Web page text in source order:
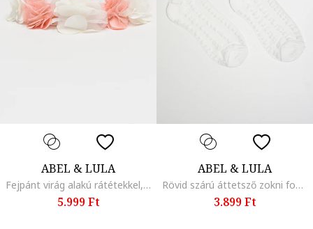
ABEL & LULA
Fejpánt virág alakú rátétekkel, Fehér/Világos rózsaszín
5.999 Ft
ABEL & LULA
Rövid szárú áttetsző zokni fodrokkal, Fehér
3.899 Ft